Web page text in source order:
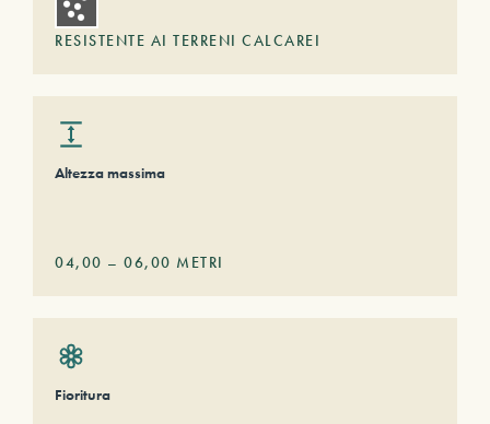
RESISTENTE AI TERRENI CALCAREI
Altezza massima
04,00 – 06,00 METRI
Fioritura